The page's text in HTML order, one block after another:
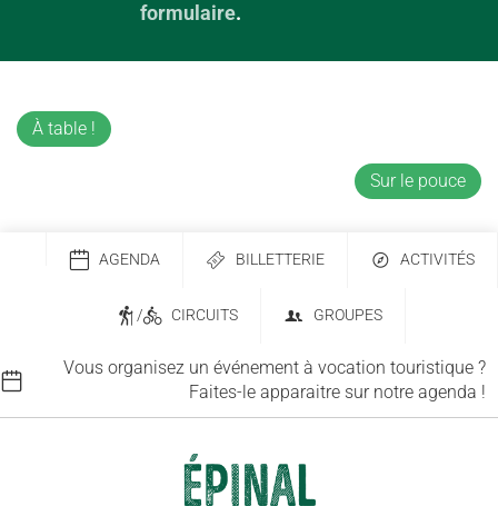
formulaire.
À table !
Sur le pouce
AGENDA BILLETTERIE ACTIVITÉS
/ CIRCUITS GROUPES
Vous organisez un événement à vocation touristique ?
Faites-le apparaitre sur notre agenda !